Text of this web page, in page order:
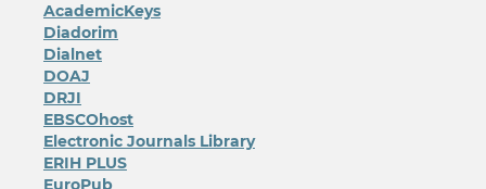
AcademicKeys
Diadorim
Dialnet
DOAJ
DRJI
EBSCOhost
Electronic Journals Library
ERIH PLUS
EuroPub